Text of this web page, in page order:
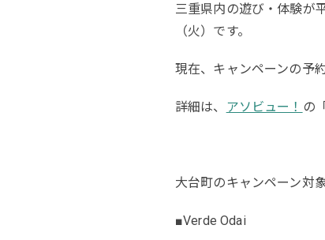
三重県内の遊び・体験が
（火）です。
現在、キャンペーンの予
詳細は、 アソビュー！ の
大台町のキャンペーン対
■Verde Odai